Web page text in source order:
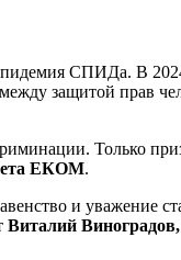
СПИДа. В
защитой прав
Только
ЕКОМ.
и уважение
Виталий Виноградов,